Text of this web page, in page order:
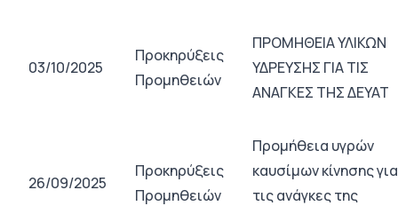
03/10/2025
Προκηρύξεις
Προμηθειών
ΠΡΟΜΗΘΕΙΑ ΥΛΙΚΩΝ
ΥΔΡΕΥΣΗΣ ΓΙΑ ΤΙΣ
ΑΝΑΓΚΕΣ ΤΗΣ ΔΕΥΑΤ
26/09/2025
Προκηρύξεις
Προμηθειών
Προμήθεια υγρών
καυσίμων κίνησης για
τις ανάγκες της